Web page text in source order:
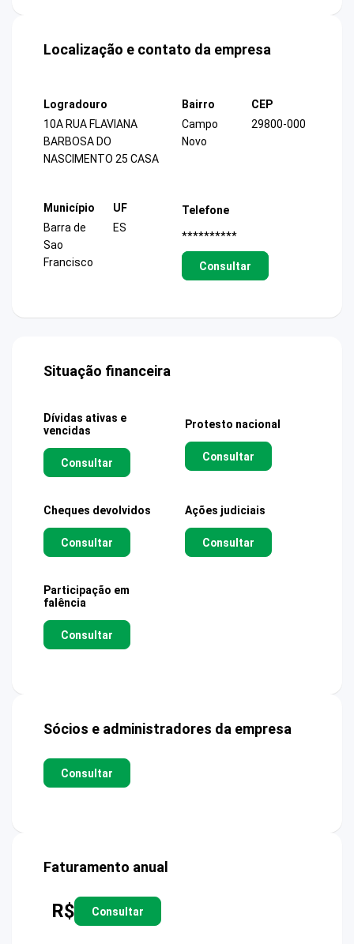
Localização e contato da empresa
Logradouro
10A RUA FLAVIANA
BARBOSA DO
NASCIMENTO 25 CASA
Bairro
Campo
Novo
CEP
29800-000
Município
Barra de
Sao
Francisco
UF
ES
Telefone
**********
Consultar
Situação financeira
Dívidas ativas e
vencidas
Consultar
Protesto nacional
Consultar
Cheques devolvidos
Consultar
Ações judiciais
Consultar
Participação em
falência
Consultar
Sócios e administradores da empresa
Consultar
Faturamento anual
R$ Consultar